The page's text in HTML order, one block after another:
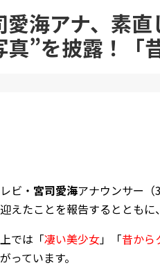
愛海アナ、素
真”を披露！「
ビ・ 宮司愛海アナウンサー
えたことを報告するとともに、
では「凄い美少女」「昔から
っています。